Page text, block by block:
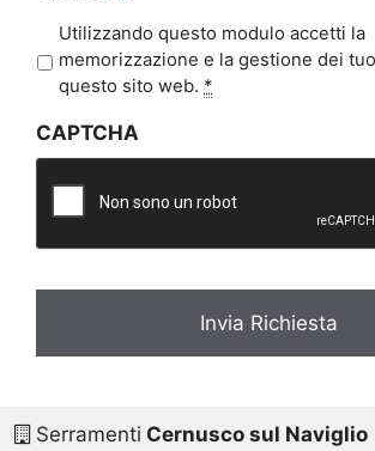
r
a
c
*
Utilizzando questo modulo accetti la
memorizzazione e la gestione dei
questo sito web. *
CAPTCHA
Serramenti Cernusco sul Naviglio